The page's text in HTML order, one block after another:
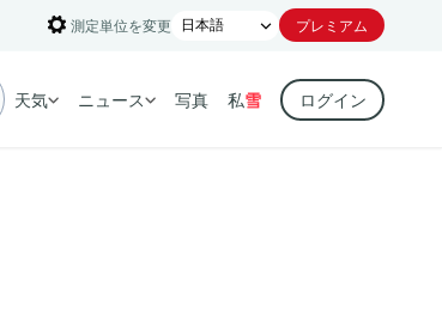
測定単位を変更 プレミアム
天気 ニュース 写真 私雪 ログイン